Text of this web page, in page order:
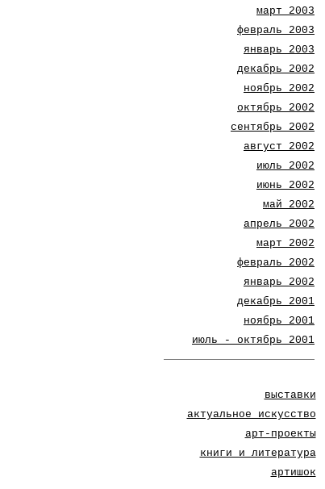
март 2003
февраль 2003
январь 2003
декабрь 2002
ноябрь 2002
октябрь 2002
сентябрь 2002
август 2002
июль 2002
июнь 2002
май 2002
апрель 2002
март 2002
февраль 2002
январь 2002
декабрь 2001
ноябрь 2001
июль - октябрь 2001
выставки
актуальное искусство
арт-проекты
книги и литература
артишок